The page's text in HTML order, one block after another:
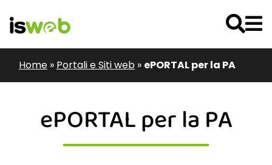
Home » Portali e Siti web » ePORTAL per la PA
ePORTAL per la PA